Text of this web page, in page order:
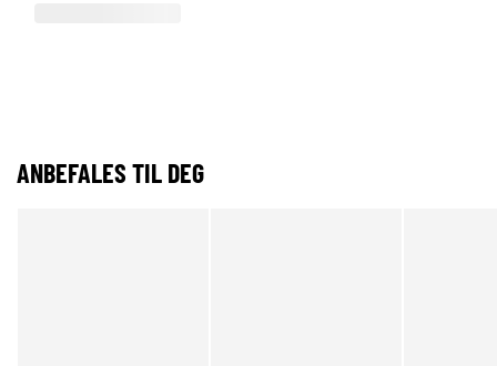
ANBEFALES TIL DEG